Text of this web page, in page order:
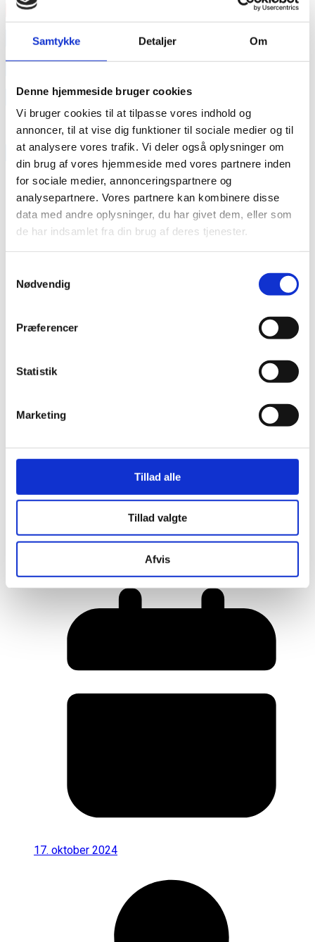
Samtykke Detaljer Om
Denne hjemmeside bruger cookies
Vi bruger cookies til at tilpasse vores indhold og
annoncer, til at vise dig funktioner til sociale medier og til
at analysere vores trafik. Vi deler også oplysninger om
din brug af vores hjemmeside med vores partnere inden
for sociale medier, annonceringspartnere og
analysepartnere. Vores partnere kan kombinere disse
data med andre oplysninger, du har givet dem, eller som
de har indsamlet fra din brug af deres tjenester.
Nødvendig
Præferencer
Statistik
Marketing
Tillad alle
Tillad valgte
Afvis
Læs mere
annonce
annonce
Like us
RAINBOW BUSINESS DENMARK
Her er alle vinderne fra årets Danish
Rainbow Awards
17. oktober 2024